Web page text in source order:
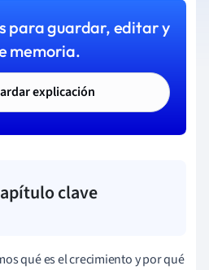
para guardar, editar y
memoria.
explicación
clave
qué es el crecimiento y por qué